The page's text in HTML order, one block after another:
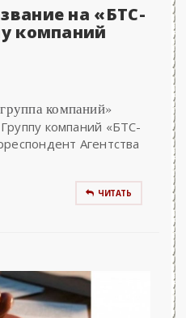
на «БТС-
компаний
компаний»
компаний «БТС-
Агентства
ЧИТАТЬ